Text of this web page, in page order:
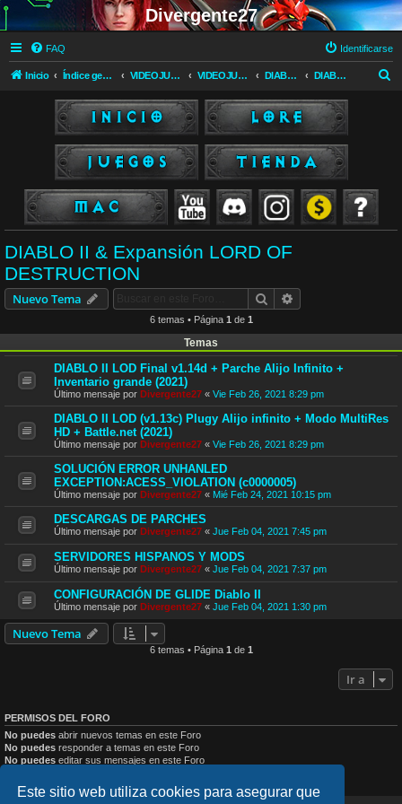
Este sitio web utiliza cookies para asegurar que
Divergente27
FAQ Identificarse
Inicio Índice general VIDEOJUEGOS VIDEOJUEGOS DIABLO (Blizzard) DIABLO II & Expansión LORD OF DESTRUCTION
DIABLO II & Expansión LORD OF
DESTRUCTION
Nuevo Tema Buscar
6 temas • Página 1 de 1
Temas
DIABLO II LOD Final v1.14d + Parche Alijo Infinito +
Inventario grande (2021)
Último mensaje por Divergente27 « Vie Feb 26, 2021 8:29 pm
DIABLO II LOD (v1.13c) Plugy Alijo infinito + Modo MultiRes
HD + Battle.net (2021)
Último mensaje por Divergente27 « Vie Feb 26, 2021 8:29 pm
SOLUCIÓN ERROR UNHANLED
EXCEPTION:ACESS_VIOLATION (c0000005)
Último mensaje por Divergente27 « Mié Feb 24, 2021 10:15 pm
DESCARGAS DE PARCHES
Último mensaje por Divergente27 « Jue Feb 04, 2021 7:45 pm
SERVIDORES HISPANOS Y MODS
Último mensaje por Divergente27 « Jue Feb 04, 2021 7:37 pm
CONFIGURACIÓN DE GLIDE Diablo II
Último mensaje por Divergente27 « Jue Feb 04, 2021 1:30 pm
Nuevo Tema
6 temas • Página 1 de 1
Ir a
PERMISOS DEL FORO
No puedes abrir nuevos temas en este Foro
No puedes responder a temas en este Foro
No puedes editar sus mensajes en este Foro
No puedes
enviar adjuntos en este Foro